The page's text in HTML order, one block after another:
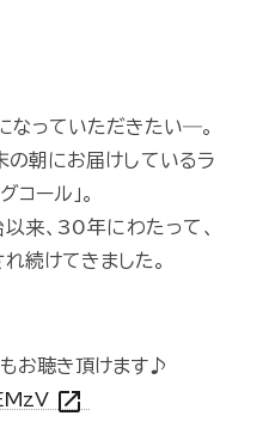
なっていただきたい―。
の朝にお届けしているラ
コール」。
来、30年にわたって、
続けてきました。
お聴き頂けます♪
open_in_new